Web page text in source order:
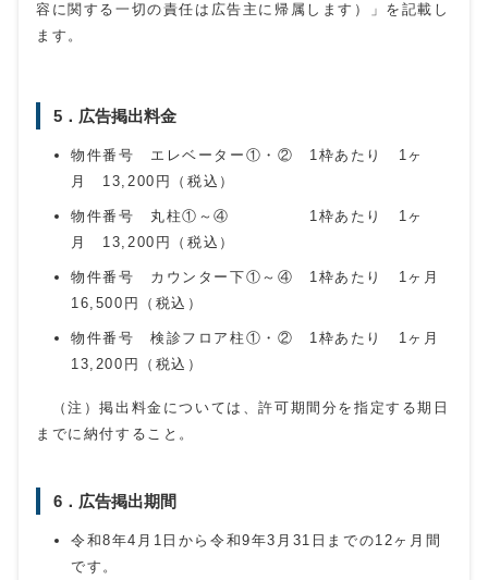
容に関する一切の責任は広告主に帰属します）」を記載し
ます。
5．広告掲出料金
物件番号 エレベーター①・② 1枠あたり 1ヶ
月 13,200円（税込）
物件番号 丸柱①～④ 1枠あたり 1ヶ
月 13,200円（税込）
物件番号 カウンター下①～④ 1枠あたり 1ヶ月
16,500円（税込）
物件番号 検診フロア柱①・② 1枠あたり 1ヶ月
13,200円（税込）
（注）掲出料金については、許可期間分を指定する期日
までに納付すること。
6．広告掲出期間
令和8年4月1日から令和9年3月31日までの12ヶ月間
です。